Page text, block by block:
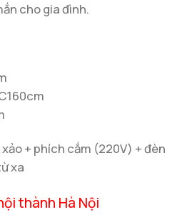
cho gia đình.
+ phích cắm (220V) + đèn
xa
thành Hà Nội